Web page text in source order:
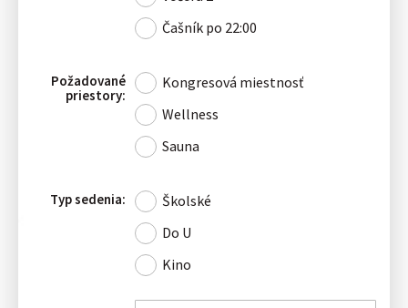
Čašník po 22:00
Požadované
priestory:
Kongresová miestnosť
Wellness
Sauna
Typ sedenia:
Školské
Do U
Kino